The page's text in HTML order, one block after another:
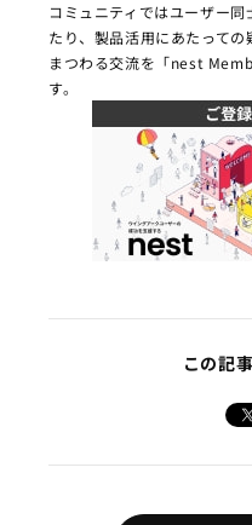
コミュニティではユーザー
たり、製品活用にあたっての
まつわる交流を「nest
す。
この記